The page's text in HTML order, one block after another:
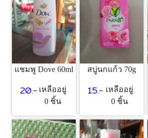
แชมพู Dove 60ml
20.- เหลืออยู่
0 ชิ้น
สบู่นกแก้ว 70g
15.- เหลืออยู่
0 ชิ้น